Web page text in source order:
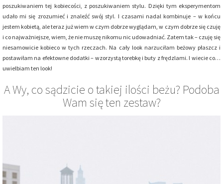
poszukiwaniem tej kobiecości, z poszukiwaniem stylu. Dzięki tym eksperymentom
udało mi się zrozumieć i znaleźć swój styl. I czasami nadal kombinuje – w końcu
jestem kobietą, ale teraz już wiem w czym dobrze wyglądam, w czym dobrze się czuję
i co najważniejsze, wiem, że nie muszę nikomu nic udowadniać. Zatem tak – czuję się
niesamowicie kobieco w tych rzeczach. Na cały look narzuciłam beżowy płaszcz i
postawiłam na efektowne dodatki – wzorzystą torebkę i buty z frędzlami. I wiecie co…
uwielbiam ten look!
A Wy, co sądzicie o takiej ilości beżu? Podoba
Wam się ten zestaw?